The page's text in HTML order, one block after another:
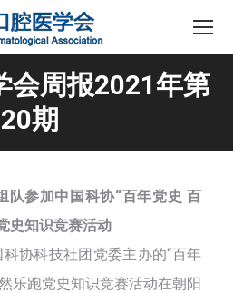
会周报2021年第
20期
队参加中国科协“百年党史 百
史知识竞赛活动
科技社团党委主办的“百年
乐跑党史知识竞赛活动在朝阳